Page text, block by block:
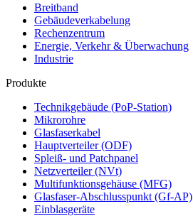
Breitband
Gebäudeverkabelung
Rechenzentrum
Energie, Verkehr & Überwachung
Industrie
Produkte
Technikgebäude (PoP-Station)
Mikrorohre
Glasfaserkabel
Hauptverteiler (ODF)
Spleiß- und Patchpanel
Netzverteiler (NVt)
Multifunktionsgehäuse (MFG)
Glasfaser-Abschlusspunkt (Gf-AP)
Einblasgeräte